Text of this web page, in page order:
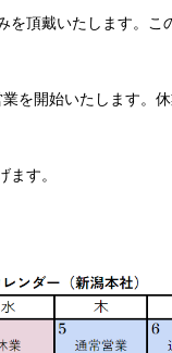
を頂戴いたします。
業を開始いたします。
ます。